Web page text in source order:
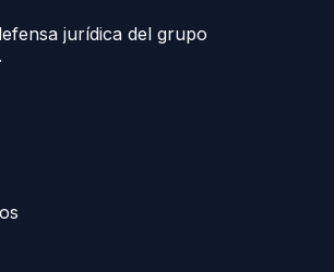
jurídica del grupo